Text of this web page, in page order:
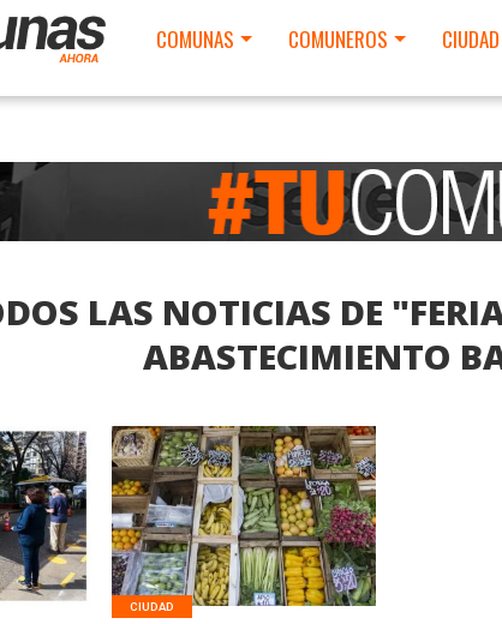
COMUNAS COMUNEROS CIUDAD
LAS NOTICIAS DE
ABASTECIMIENTO
LEER MAS
CIUDAD